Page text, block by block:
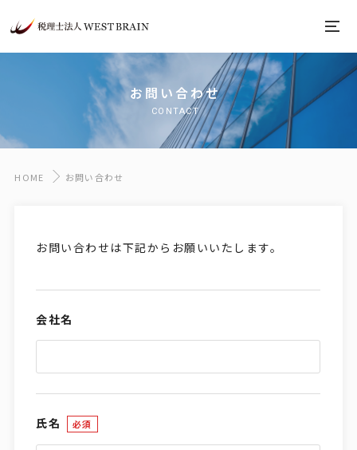
お問い合わせ
CONTACT
HOME お問い合わせ
お問い合わせは下記からお願いいたします。
会社名
氏名 必須